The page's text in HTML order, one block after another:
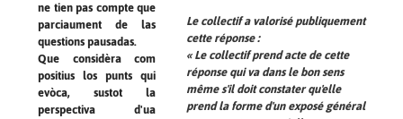
ne tien pas compte que
parciaument de las
questions pausadas.
Que considèra com
positius los punts qui
evòca, sustot la
perspectiva d'ua
Le collectif a valorisé publiquement
cette réponse :
« Le collectif prend acte de cette
réponse qui va dans le bon sens
même s'il doit constater qu'elle
prend la forme d'un exposé général